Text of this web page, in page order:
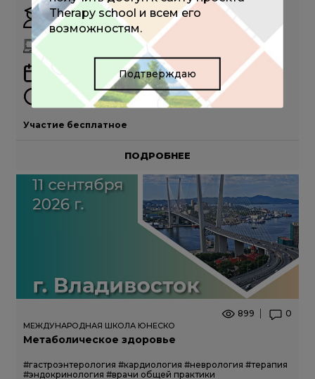
Путилина М.В.
09 сентября 2026
15:00 - 18:00 (мск)
Участие бесплатное
ПОДРОБНЕЕ
899 0
МЕЖДУНАРОДНАЯ ШКОЛА ЮНЕСКО
Метаболическое здоровье
#гастроэнтерология #кардиология #неврология #терапия
#эндокринология #врачи общей практики
Therapy school и всем его
возможностям.
Подтверждаю